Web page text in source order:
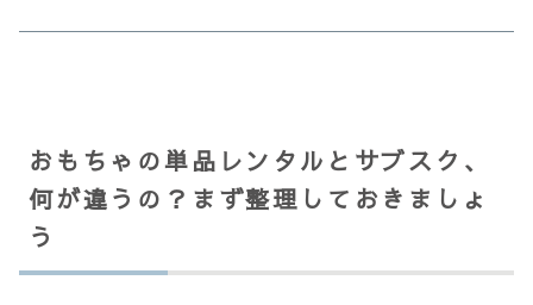
おもちゃの単品レンタルとサブスク、
何が違うの？まず整理しておきましょ
う